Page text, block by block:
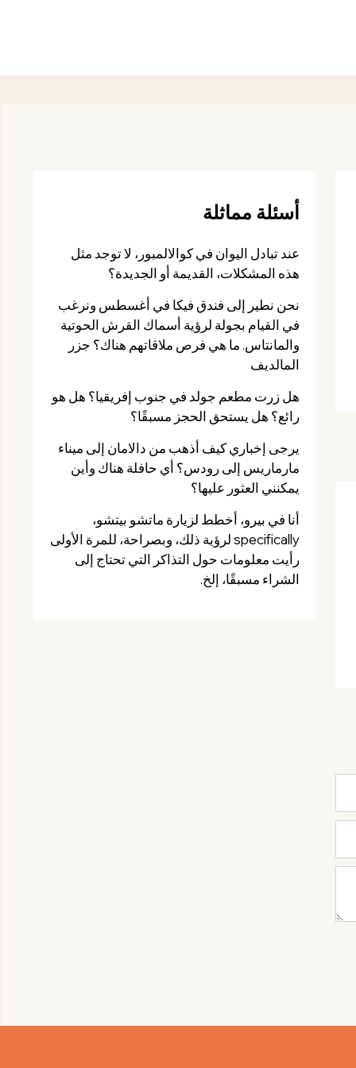
أسئلة مماثلة
عند تبادل اليوان في كوالالمبور، لا توجد مثل
هذه المشكلات، القديمة أو الجديدة؟
نحن نطير إلى فندق فيكا في أغسطس ونرغب
في القيام بجولة لرؤية أسماك القرش الحوتية
والمانتاس. ما هي فرص ملاقاتهم هناك؟ جزر
المالديف
هل زرت مطعم جولد في جنوب إفريقيا؟ هل هو
رائع؟ هل يستحق الحجز مسبقًا؟
يرجى إخباري كيف أذهب من دالامان إلى ميناء
مارماريس إلى رودس؟ أي حافلة هناك وأين
يمكنني العثور عليها؟
أنا في بيرو، أخطط لزيارة ماتشو بيتشو،
specifically لرؤية ذلك، وبصراحة، للمرة الأولى
رأيت معلومات حول التذاكر التي تحتاج إلى
الشراء مسبقًا، إلخ.